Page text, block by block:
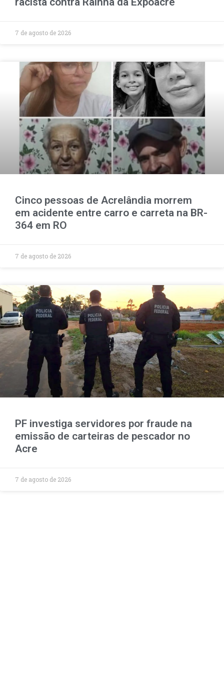
7 de agosto de 2026
Cinco pessoas de Acrelândia morrem
em acidente entre carro e carreta na BR-
364 em RO
7 de agosto de 2026
PF investiga servidores por fraude na
emissão de carteiras de pescador no
Acre
7 de agosto de 2026